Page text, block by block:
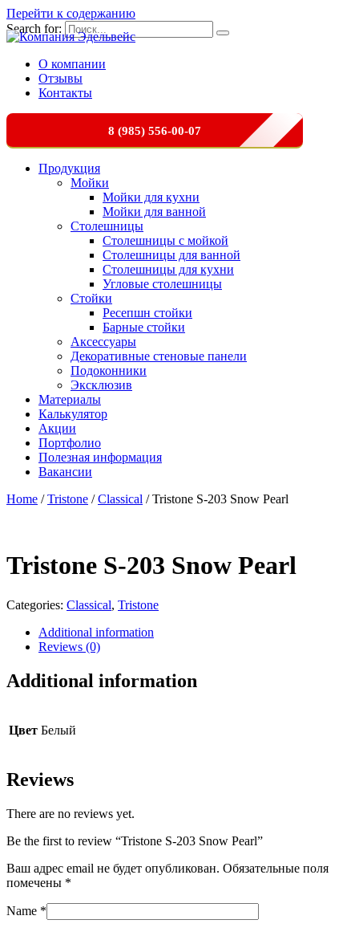
Перейти к содержанию
Search for:
О компании
Отзывы
Контакты
8 (985) 556-00-07
Продукция
Мойки
Мойки для кухни
Мойки для ванной
Столешницы
Столешницы с мойкой
Столешницы для ванной
Столешницы для кухни
Угловые столешницы
Стойки
Ресепшн стойки
Барные стойки
Аксессуары
Декоративные стеновые панели
Подоконники
Эксклюзив
Материалы
Калькулятор
Акции
Портфолио
Полезная информация
Вакансии
Home /Tristone /Classical / Tristone S-203 Snow Pearl
Tristone S-203 Snow Pearl
Categories: Classical, Tristone
Additional information
Reviews (0)
Additional information
Цвет Белый
Reviews
There are no reviews yet.
Be the first to review “Tristone S-203 Snow Pearl”
Ваш адрес email не будет опубликован. Обязательные поля
помечены *
Name *